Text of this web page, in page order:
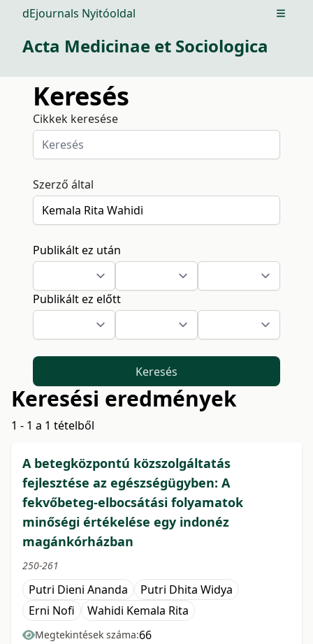
dEjournals Nyitóoldal Open
Acta Medicinae et Sociologica
Keresés
Cikkek keresése
Szerző által
Publikált ez után
Publikált ez előtt
Keresés
Keresési eredmények
1 - 1 a 1 tételből
A betegközpontú közszolgáltatás
fejlesztése az egészségügyben: A
fekvőbeteg-elbocsátási folyamatok
minőségi értékelése egy indonéz
magánkórházban
250-261
Putri Dieni Ananda
Putri Dhita Widya
Erni Nofi
Wahidi Kemala Rita
Megtekintések száma:66